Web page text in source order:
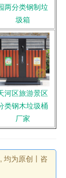
两分类钢制垃
圾箱
河区旅游景区
类钢木垃圾桶
厂家
均为原创丨咨